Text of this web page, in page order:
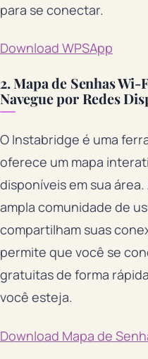
para se conectar.
Download WPSApp
2. Mapa de Senhas
Navegue por Redes
O Instabridge é uma
oferece um mapa
disponíveis em sua
ampla comunidade de
compartilham suas
permite que você se
gratuitas de forma
você esteja.
Download Mapa de